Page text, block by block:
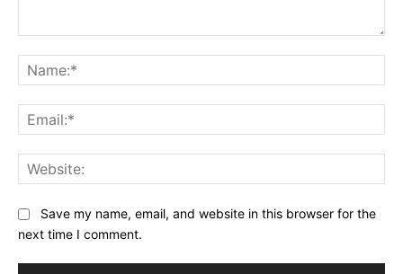
Save my name, email, and website in this browser for the
next time I comment.